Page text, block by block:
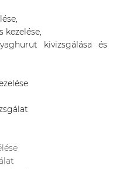
kezelése,
kivizsgálása és